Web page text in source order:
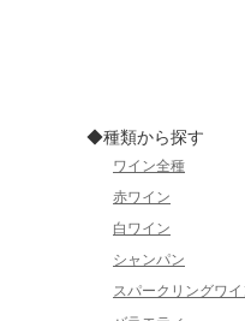
◆種類から探す
ワイン全種
赤ワイン
白ワイン
シャンパン
スパークリングワイ